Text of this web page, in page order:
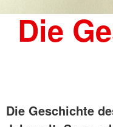
Die
Die Geschichte